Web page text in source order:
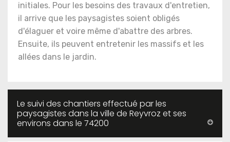
initiales. Pour les besoins des travaux d'entretien,
il arrive que les paysagistes soient obligés
d'élaguer et voire même d'abattre des arbres.
Ensuite, ils peuvent entretenir les massifs et les
allées dans le jardin.
Le suivi des chantiers effectué par les
paysagistes dans la ville de Reyvroz et ses
environs dans le 74200